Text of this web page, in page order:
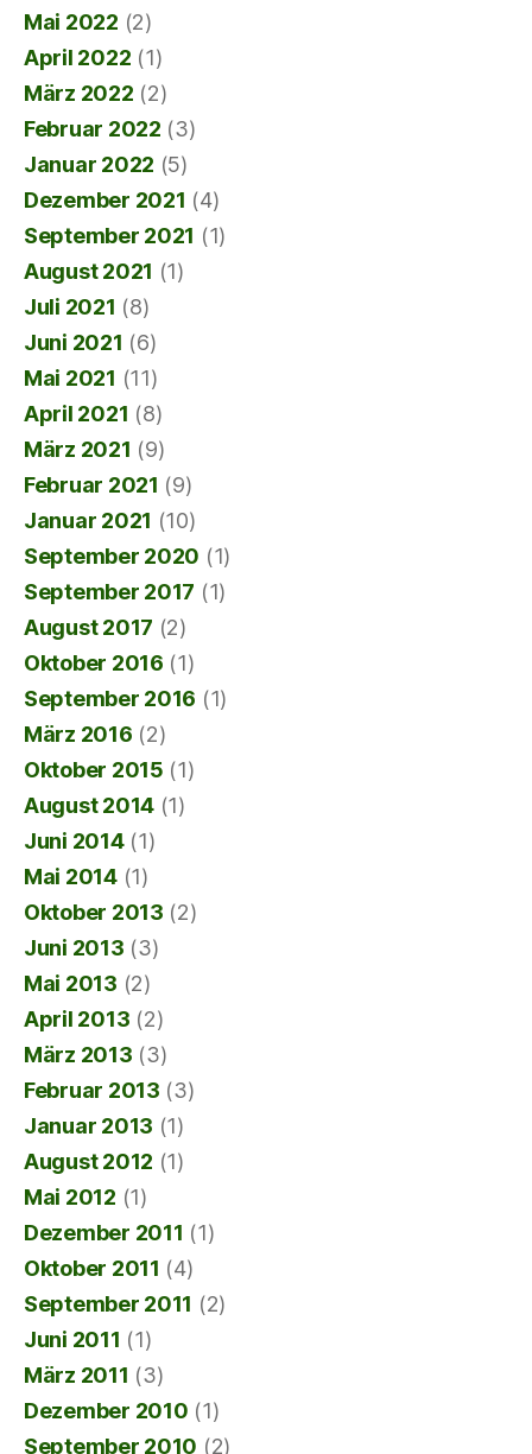
Mai 2022 (2)
April 2022 (1)
März 2022 (2)
Februar 2022 (3)
Januar 2022 (5)
Dezember 2021 (4)
September 2021 (1)
August 2021 (1)
Juli 2021 (8)
Juni 2021 (6)
Mai 2021 (11)
April 2021 (8)
März 2021 (9)
Februar 2021 (9)
Januar 2021 (10)
September 2020 (1)
September 2017 (1)
August 2017 (2)
Oktober 2016 (1)
September 2016 (1)
März 2016 (2)
Oktober 2015 (1)
August 2014 (1)
Juni 2014(1)
Mai 2014(1)
Oktober 2013 (2)
Juni 2013 (3)
Mai 2013 (2)
April 2013 (2)
März 2013 (3)
Februar 2013 (3)
Januar 2013 (1)
August 2012 (1)
Mai 2012 (1)
Dezember 2011 (1)
Oktober 2011 (4)
September 2011 (2)
Juni 2011 (1)
März 2011 (3)
Dezember 2010 (1)
September 2010 (2)